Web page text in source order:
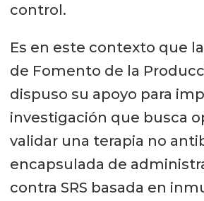
control.
Es en este contexto que
de Fomento de la
dispuso su apoyo para
investigación que busca
validar una terapia no
encapsulada de
contra SRS basada en